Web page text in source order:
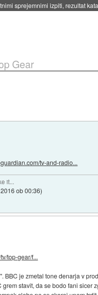
svojo raketo za večkratno
Gear
tv-and-radio...
it...
ob 00:36)
top-gear/f...
BBC je zmetal tone denarja v
stavit, da se bodo fani